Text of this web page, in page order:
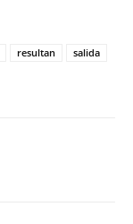
resultan
salida